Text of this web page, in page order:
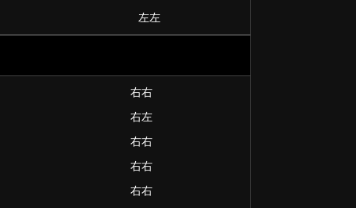
左左
右右
右左
右右
右右
右右